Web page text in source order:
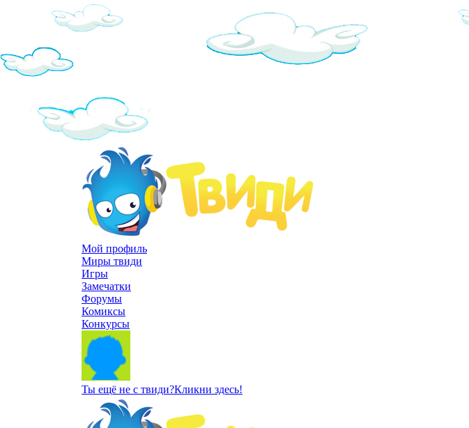
Мой профиль
Миры твиди
Игры
Замечатки
Форумы
Комиксы
Конкурсы
Ты ещё не с твиди?Кликни здесь!